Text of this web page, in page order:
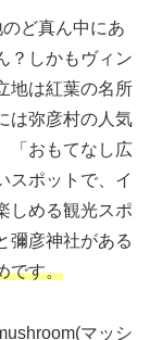
ど真ん中にあ
？しかもヴィン
地は紅葉の名所
は弥彦村の人気
「おもてなし広
スポットで、イ
しめる観光スポ
彌彦神社がある
です。
マッシ